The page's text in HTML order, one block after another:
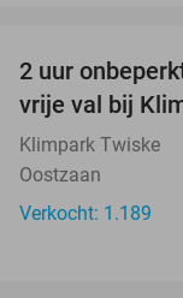
2 uur
vrije val bij
Klimpark Twiske
Oostzaan
Verkocht: 1.189